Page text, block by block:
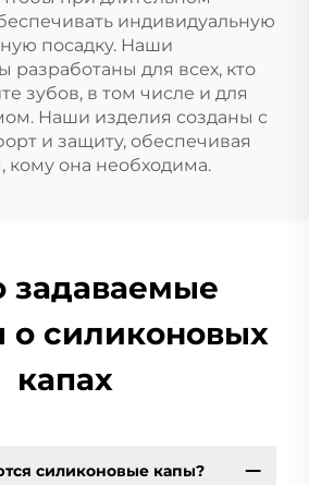
индивидуальную
посадку. Наши
разработаны для всех, кто
зубов, в том числе и для
Наши изделия созданы с
и защиту, обеспечивая
кому она необходима.
задаваемые
о силиконовых
капах
силиконовые капы?